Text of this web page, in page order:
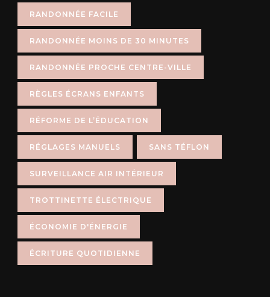
RANDONNÉE FACILE
RANDONNÉE MOINS DE 30 MINUTES
RANDONNÉE PROCHE CENTRE-VILLE
RÈGLES ÉCRANS ENFANTS
RÉFORME DE L’ÉDUCATION
RÉGLAGES MANUELS SANS TÉFLON
SURVEILLANCE AIR INTÉRIEUR
TROTTINETTE ÉLECTRIQUE
ÉCONOMIE D'ÉNERGIE
ÉCRITURE QUOTIDIENNE